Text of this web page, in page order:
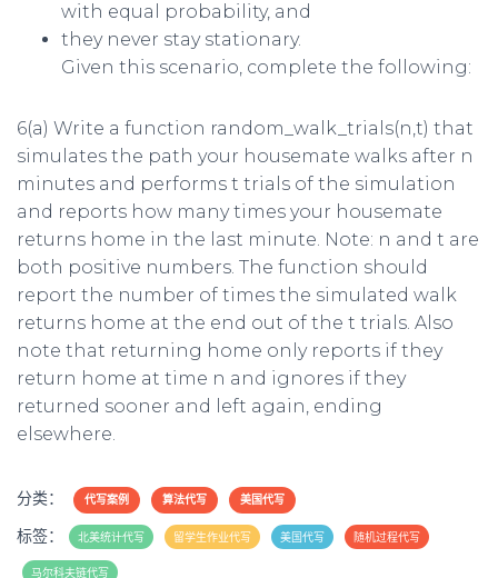
with equal probability, and
they never stay stationary.
Given this scenario, complete the following:
6(a) Write a function random_walk_trials(n,t) that
simulates the path your housemate walks after n
minutes and performs t trials of the simulation
and reports how many times your housemate
returns home in the last minute. Note: n and t are
both positive numbers. The function should
report the number of times the simulated walk
returns home at the end out of the t trials. Also
note that returning home only reports if they
return home at time n and ignores if they
returned sooner and left again, ending
elsewhere.
分类： 代写案例 算法代写 美国代写
标签： 北美统计代写 留学生作业代写 美国代写 随机过程代写
马尔科夫链代写